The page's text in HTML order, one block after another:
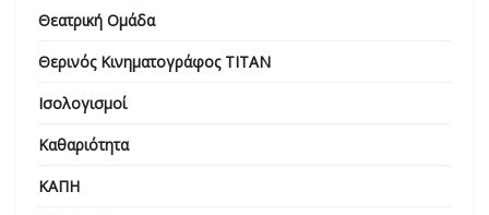
Θεατρική Ομάδα
Θερινός Κινηματογράφος ΤΙΤΑΝ
Ισολογισμοί
Καθαριότητα
ΚΑΠΗ